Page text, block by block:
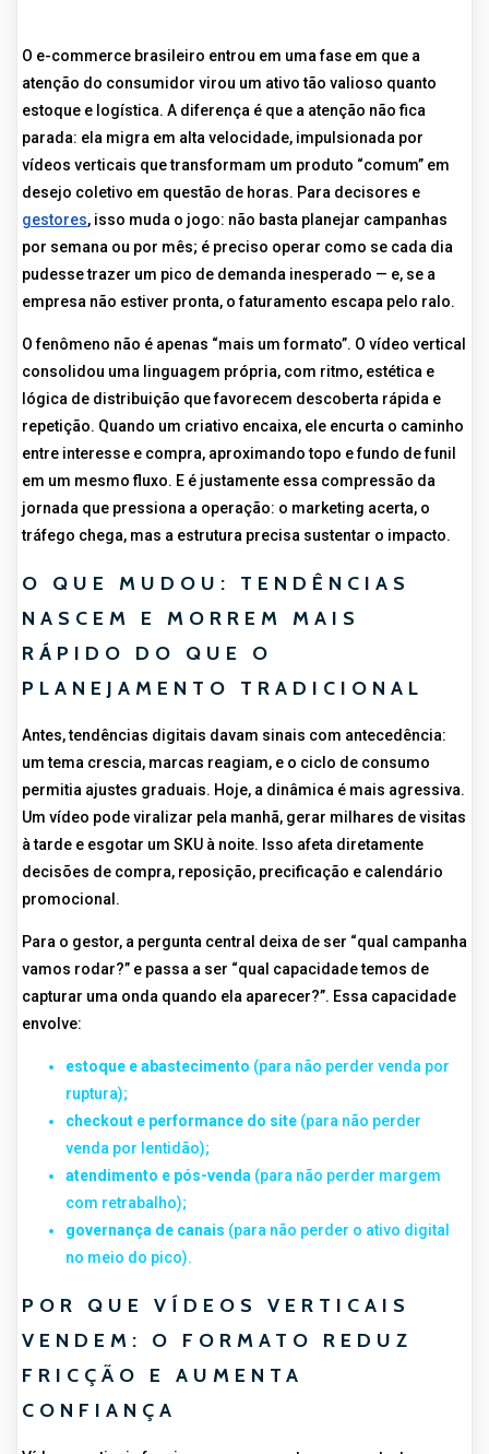
O e-commerce brasileiro entrou em uma fase em que a
atenção do consumidor virou um ativo tão valioso quanto
estoque e logística. A diferença é que a atenção não fica
parada: ela migra em alta velocidade, impulsionada por
vídeos verticais que transformam um produto “comum” em
desejo coletivo em questão de horas. Para decisores e
gestores, isso muda o jogo: não basta planejar campanhas
por semana ou por mês; é preciso operar como se cada dia
pudesse trazer um pico de demanda inesperado — e, se a
empresa não estiver pronta, o faturamento escapa pelo ralo.
O fenômeno não é apenas “mais um formato”. O vídeo vertical
consolidou uma linguagem própria, com ritmo, estética e
lógica de distribuição que favorecem descoberta rápida e
repetição. Quando um criativo encaixa, ele encurta o caminho
entre interesse e compra, aproximando topo e fundo de funil
em um mesmo fluxo. E é justamente essa compressão da
jornada que pressiona a operação: o marketing acerta, o
tráfego chega, mas a estrutura precisa sustentar o impacto.
O QUE MUDOU: TENDÊNCIAS
NASCEM E MORREM MAIS
RÁPIDO DO QUE O
PLANEJAMENTO TRADICIONAL
Antes, tendências digitais davam sinais com antecedência:
um tema crescia, marcas reagiam, e o ciclo de consumo
permitia ajustes graduais. Hoje, a dinâmica é mais agressiva.
Um vídeo pode viralizar pela manhã, gerar milhares de visitas
à tarde e esgotar um SKU à noite. Isso afeta diretamente
decisões de compra, reposição, precificação e calendário
promocional.
Para o gestor, a pergunta central deixa de ser “qual campanha
vamos rodar?” e passa a ser “qual capacidade temos de
capturar uma onda quando ela aparecer?”. Essa capacidade
envolve:
estoque e abastecimento (para não perder venda por
ruptura);
checkout e performance do site (para não perder
venda por lentidão);
atendimento e pós-venda (para não perder margem
com retrabalho);
governança de canais (para não perder o ativo digital
no meio do pico).
POR QUE VÍDEOS VERTICAIS
VENDEM: O FORMATO REDUZ
FRICÇÃO E AUMENTA
CONFIANÇA